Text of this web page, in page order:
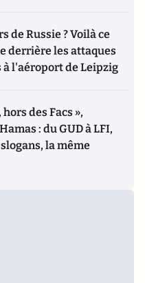
de Russie ? Voilà ce
derrière les attaques
à l'aéroport de Leipzig
des Facs »,
: du GUD à LFI,
la même